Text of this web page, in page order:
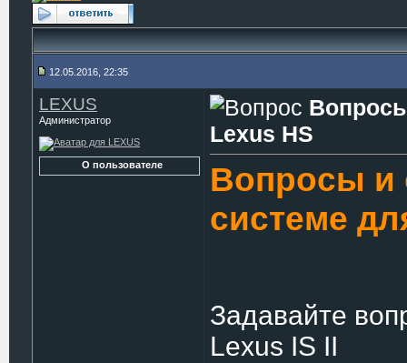
12.05.2016, 22:35
LEXUS
Администратор
О пользователе
Lexus HS
Вопросы и
системе
Задавайте
Lexus IS II